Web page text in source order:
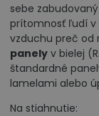
sebe zabudovaný
prítomnosť ľudí v
vzduchu preč od
panely v bielej
štandardné
lamelami alebo
Na stiahnutie: